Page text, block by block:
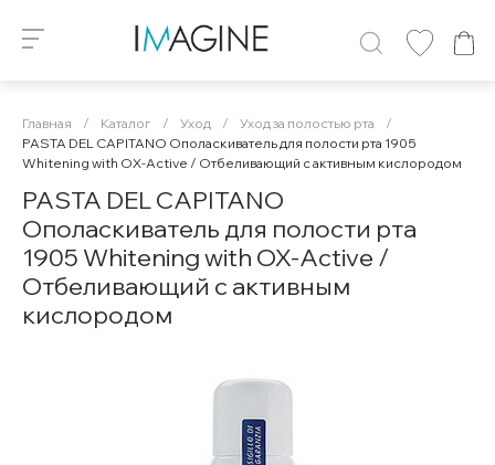
Главная / Каталог / Уход / Уход за полостью рта
/
PASTA DEL CAPITANO Ополаскиватель для полости рта 1905
Whitening with OX-Active / Отбеливающий с активным кислородом
PASTA DEL CAPITANO
Ополаскиватель для полости рта
1905 Whitening with OX-Active /
Отбеливающий с активным
кислородом